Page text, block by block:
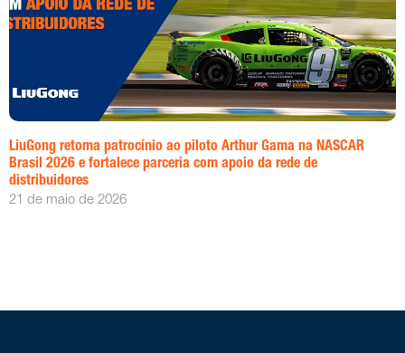
LiuGong retoma patrocínio ao piloto Arthur Gama na NASCAR
Brasil 2026 e fortalece parceria com apoio da rede de
distribuidores
21 de maio de 2026